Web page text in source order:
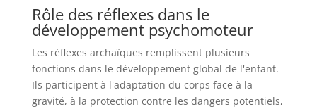
Rôle des réflexes dans le
développement psychomoteur
Les réflexes archaïques remplissent plusieurs
fonctions dans le développement global de l'enfant.
Ils participent à l'adaptation du corps face à la
gravité, à la protection contre les dangers potentiels,